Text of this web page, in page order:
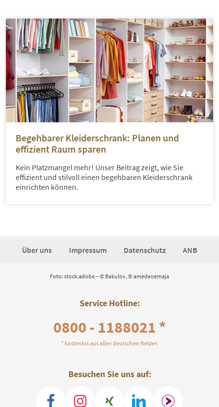
Begehbarer Kleiderschrank: Planen und
effizient Raum sparen
Kein Platzmangel mehr! Unser Beitrag zeigt, wie Sie
effizient und stilvoll einen begehbaren Kleiderschrank
einrichten können.
Über uns Impressum Datenschutz ANB
Foto: stock.adobe – © Bakulov, © amedeoemaja
Service Hotline:
0800 - 1188021 *
* kostenlos aus allen deutschen Netzen
Besuchen Sie uns auf: